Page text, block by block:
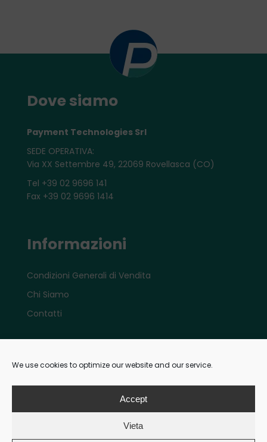
We use cookies to optimize our website and our service.
Accept
Vieta
Dove siamo
Payment Technologies Srl
SEDE OPERATIVA:
Via XX Settembre 49, 22069 Rovellasca (CO)
Tel +39 02 9696 141
Fax +39 02 9696 1414
Informazioni
Condizioni Generali di Vendita
Chi Siamo
Contatti
Account